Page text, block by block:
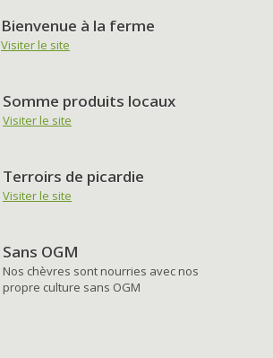
Bienvenue à la ferme
Visiter le site
Somme produits locaux
Visiter le site
Terroirs de picardie
Visiter le site
Sans OGM
Nos chèvres sont nourries avec nos
propre culture sans OGM